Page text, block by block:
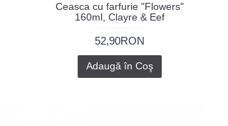
Ceasca cu farfurie "Flowers"
160ml, Clayre & Eef
52,90RON
Adaugă în Coş